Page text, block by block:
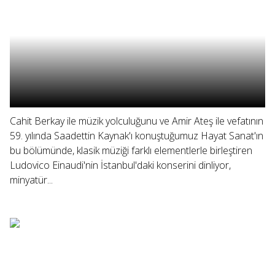
Cahit Berkay ile müzik yolculuğunu ve Amir Ateş ile vefatının
59. yılında Saadettin Kaynak'ı konuştuğumuz Hayat Sanat'ın
bu bölümünde, klasik müziği farklı elementlerle birleştiren
Ludovico Einaudi'nin İstanbul'daki konserini dinliyor,
minyatür...